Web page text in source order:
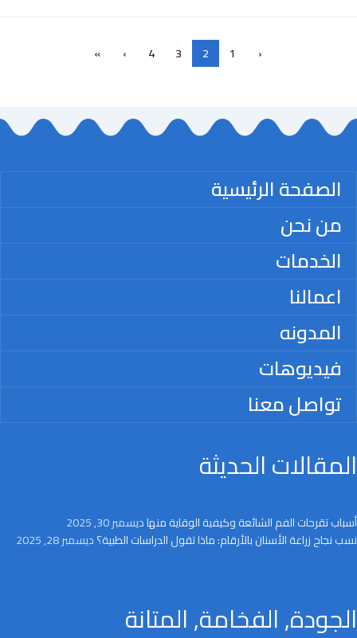
‹
1
2
3
4
›
»
الصفحة الرئيسية
من نحن
الخدمات
اعمالنا
المدونه
فيديوهات
تواصل معنا
المقالات الحديثة
أسباب تقرحات الفم الشائعة وكيفية الوقاية منهاديسمبر 30, 2025
نسب نجاح زراعة الأسنان بالأرقام: ماذا تقول الدراسات الطبية؟ديسمبر 28, 2025
الجودة, الفخامة, المتانة